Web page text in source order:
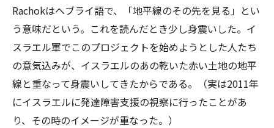
Rachokはヘブライ語で、「地平線のその先を見る」とい
う意味だという。これを読んだとき少し身震いした。イ
スラエル軍でこのプロジェクトを始めようとした人たち
の意気込みが、イスラエルのあの乾いた赤い土地の地平
線と重なって身震いしてきたからである。（実は2011年
にイスラエルに発達障害支援の視察に行ったことがあ
り、その時のイメージが重なった。）